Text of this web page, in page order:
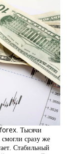
Тысячи
сразу же
Стабильный